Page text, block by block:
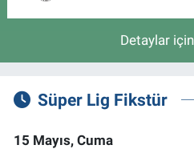
Detaylar için
Süper Lig Fikstür
15 Mayıs, Cuma